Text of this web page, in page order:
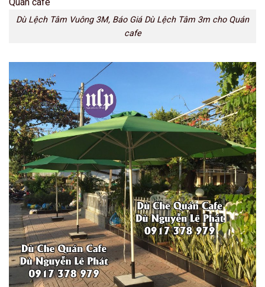
Dù Lệch Tâm Vuông 3M, Báo Giá Dù Lệch Tâm 3m cho Quán
cafe